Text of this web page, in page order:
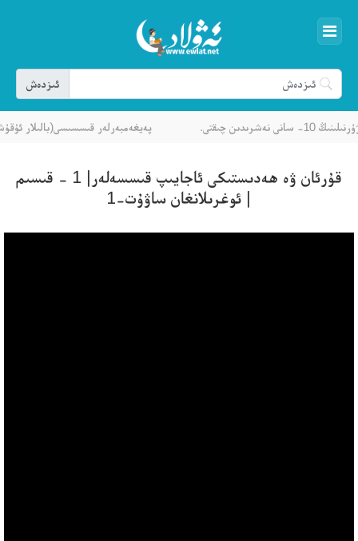
چىقتى. پەيغەمبەرلەر قىسسىسى(بالىلار
قۇرئان ۋە ھەدىستىكى ئاجايىپ قىسسەلەر| 1 - قىسىم
| ئوغرىلانغان ساۋۇت-1